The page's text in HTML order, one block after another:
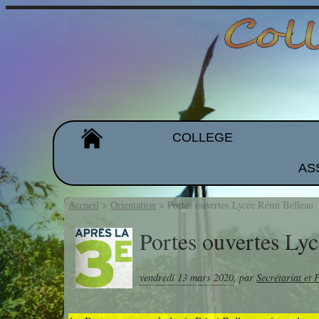
COLLEGE
Les équipes
Projet d'établissement
Accueil > Orientation > Portes ouvertes Lycée Rémi Belleau
Portes ouvertes
vendredi 13 mars 2020,parSecrétariat et